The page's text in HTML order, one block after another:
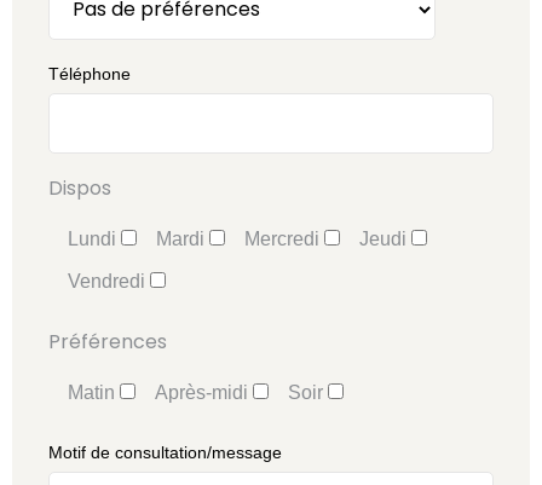
Téléphone
Dispos
Lundi Mardi Mercredi Jeudi
Vendredi
Préférences
Matin Après-midi Soir
Motif de consultation/message